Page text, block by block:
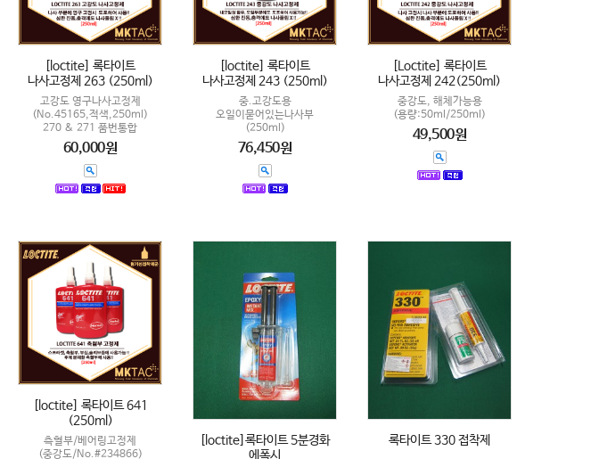
[loctite] 록타이트
나사고정제 263 (250ml)
고강도 영구나사고정제
(No.45165,적색,250ml)
270 & 271 품번통합
60,000원
[loctite] 록타이트
나사고정제 243 (250ml)
중.고강도용
오일이묻어있는나사부
(250ml)
76,450원
[Loctite] 록타이트
나사고정제 242(250ml)
중강도, 해체가능용
(용량:50ml/250ml)
49,500원
[loctite] 록타이트 641
(250ml)
측혈부/베어링고정제
(중강도/No.#234866)
[loctite]록타이트 5분경화
에폭시
록타이트 330 접착제